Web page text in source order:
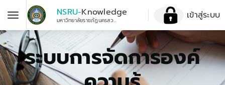
NSRU-Knowledge
มหาวิทยาลัยราชภัฏนครสวรรค์ เข้าสู่ระบบ
ระบบการจัดการองค์